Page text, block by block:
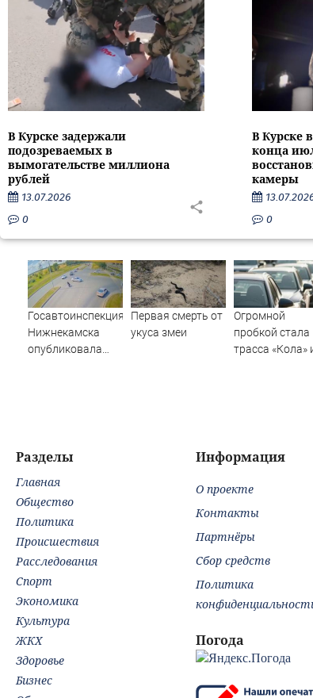
В Курске задержали
подозреваемых в
вымогательстве миллиона
рублей
13.07.2026
0
В Курске
конца
камеры
0
Госавтоинспекция
Нижнекамска
опубликовала
Первая смерть от
укуса змеи
Огромной
пробкой стала
трасса «Кола»
Разделы
Главная
Общество
Политика
Происшествия
Расследования
Спорт
Экономика
Культура
ЖКХ
Здоровье
Бизнес
Информация
О проекте
Контакты
Партнёры
Сбор средств
Политика
Погода